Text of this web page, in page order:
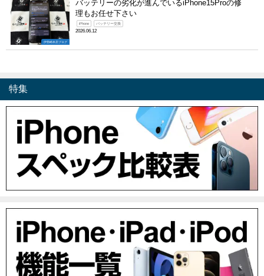
伊勢崎本店ブログ
バッテリーの劣化が進んでいるiPhone15Proの修
理もお任せ下さい
iPhone バッテリー交換
2026.06.12
特集